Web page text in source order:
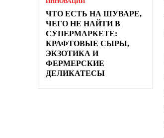
ЧТО ЕСТЬ НА ШУВАРЕ,
ЧЕГО НЕ НАЙТИ В
СУПЕРМАРКЕТЕ:
КРАФТОВЫЕ СЫРЫ,
ЭКЗОТИКА И
ФЕРМЕРСКИЕ
ДЕЛИКАТЕСЫ